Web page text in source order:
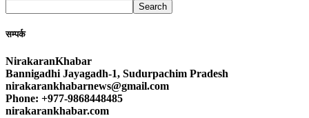
Search
सम्पर्क
NirakaranKhabar
Bannigadhi Jayagadh-1, Sudurpachim Pradesh
nirakarankhabarnews@gmail.com
Phone: +977-9868448485
nirakarankhabar.com